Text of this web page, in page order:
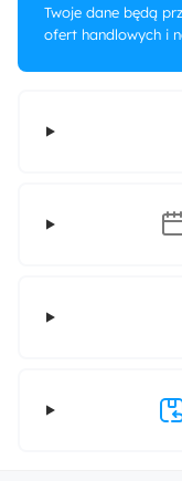
Twoje dane będą
ofert handlowych i